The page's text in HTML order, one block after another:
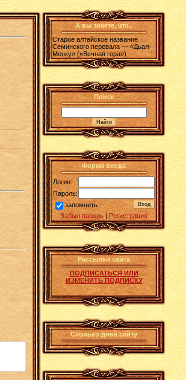
А вы знаете, что..
Старое алтайское название
Семинского перевала — «Дьал-
Менку» («Вечная гора»)
Поиск
Форма входа
Логин:
Пароль:
запомнить
Забыл пароль | Регистрация
Рассылки сайта
ПОДПИСАТЬСЯ ИЛИ
ИЗМЕНИТЬ ПОДПИСКУ
Сколько дней сайту